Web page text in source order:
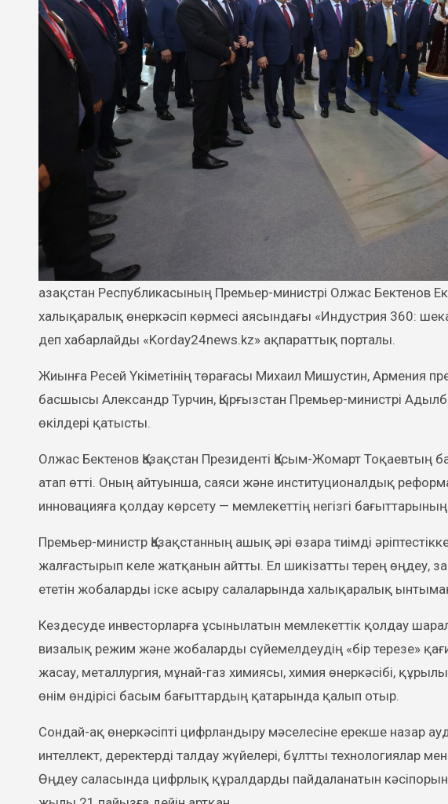
халықаралық өнеркәсіп көрмесі аясындағы «Индустрия 360:
деп хабарлайды «Korday24news.kz» ақпараттық порталы.
Жиынға Ресей Үкіметінің төрағасы Михаил Мишустин, Армения
басшысы Александр Турчин, Қырғызстан Премьер-министрі
өкілдері қатысты.
Олжас Бектенов Қазақстан Президенті Қасым-Жомарт
атап өтті. Оның айтуынша, саяси және институционалдық
инновацияға қолдау көрсету — мемлекеттің негізгі бағыттарының
Премьер-министр Қазақстанның ашық әрі өзара тиімді
жалғастырып келе жатқанын айтты. Ел шикізатты терең өңдеу,
ететін жобаларды іске асыру салаларында халықаралық
Кездесуде инвесторларға ұсынылатын мемлекеттік қолдау
визалық режим және жобаларды сүйемелдеудің «бір терезе»
жасау, металлургия, мұнай-газ химиясы, химия өнеркәсібі,
өнім өндірісі басым бағыттардың қатарында қалып отыр.
Сондай-ақ өнеркәсіпті цифрландыру мәселесіне ерекше назар
интеллект, деректерді талдау жүйелері, бұлтты технологиялар
Өңдеу саласында цифрлық құралдарды пайдаланатын